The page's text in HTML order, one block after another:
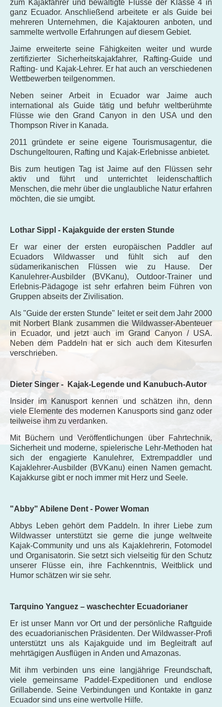
zum Kajakfahrer und bewältigte Flüsse der Klasse 4 in
ganz Ecuador. Anschließend arbeitete er als Guide bei
mehreren Unternehmen, die Kajaktouren anboten, und
sammelte wertvolle Erfahrungen auf diesem Gebiet.
Jaime erweiterte seine Fähigkeiten weiter und wurde
zertifizierter Sicherheitskajakfahrer, Rafting-Guide und
Rafting- und Kajak-Lehrer. Er hat auch an verschiedenen
Wettbewerben teilgenommen.
Neben seiner Arbeit in Ecuador war Jaime auch
international als Guide tätig und befuhr weltberühmte
Flüsse wie den Grand Canyon in den USA und den
Thompson River in Kanada.
2011 gründete er seine eigene Tourismusagentur, die
Dschungeltouren, Rafting und Kajak-Erlebnisse anbietet.
Bis zum heutigen Tag ist Jaime auf den Flüssen sehr
aktiv und führt und unterrichtet leidenschaftlich
Menschen, die mehr über die unglaubliche Natur erfahren
möchten, die sie umgibt.
Lothar Sippl - Kajakguide der ersten Stunde
Er war einer der ersten europäischen Paddler auf
Ecuadors Wildwasser und fühlt sich auf den
südamerikanischen Flüssen wie zu Hause. Der
Kanulehrer-Ausbilder (BVKanu), Outdoor-Trainer und
Erlebnis-Pädagoge ist sehr erfahren beim Führen von
Gruppen abseits der Zivilisation.
Als "Guide der ersten Stunde" leitet er seit dem Jahr 2000
mit Norbert Blank zusammen die Wildwasser-Abenteuer
in Ecuador, und jetzt auch im Grand Canyon / USA.
Neben dem Paddeln hat er sich auch dem Kitesurfen
verschrieben.
Dieter Singer - Kajak-Legende und Kanubuch-Autor
Insider im Kanusport kennen und schätzen ihn, denn
viele Elemente des modernen Kanusports sind ganz oder
teilweise ihm zu verdanken.
Mit Büchern und Veröffentlichungen über Fahrtechnik,
Sicherheit und moderne, spielerische Lehr-Methoden hat
sich der engagierte Kanulehrer, Extrempaddler und
Kajaklehrer-Ausbilder (BVKanu) einen Namen gemacht.
Kajakkurse gibt er noch immer mit Herz und Seele.
"Abby" Abilene Dent - Power Woman
Abbys Leben gehört dem Paddeln. In ihrer Liebe zum
Wildwasser unterstützt sie gerne die junge weltweite
Kajak-Community und uns als Kajaklehrerin, Fotomodel
und Organisatorin. Sie setzt sich vielseitig für den Schutz
unserer Flüsse ein, ihre Fachkenntnis, Weitblick und
Humor schätzen wir sie sehr.
Tarquino Yanguez – waschechter Ecuadorianer
Er ist unser Mann vor Ort und der persönliche Raftguide
des ecuadorianischen Präsidenten. Der Wildwasser-Profi
unterstützt uns als Kajakguide und im Begleitraft auf
mehrtägigen Ausflügen in Anden und Amazonas.
Mit ihm verbinden uns eine langjährige Freundschaft,
viele gemeinsame Paddel-Expeditionen und endlose
Grillabende. Seine Verbindungen und Kontakte in ganz
Ecuador sind uns eine wertvolle Hilfe.